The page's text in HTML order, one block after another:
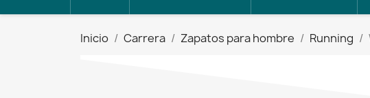
Inicio Carrera Zapatos para hombre Running